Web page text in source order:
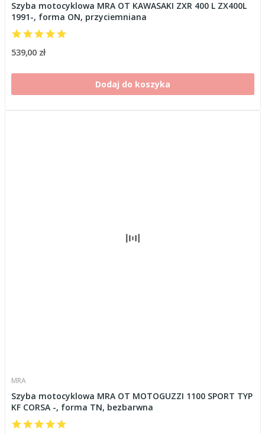
Szyba motocyklowa MRA OT KAWASAKI ZXR 400 L ZX400L
1991-, forma ON, przyciemniana
539,00 zł
Dodaj do koszyka
MRA
Szyba motocyklowa MRA OT MOTOGUZZI 1100 SPORT TYP
KF CORSA -, forma TN, bezbarwna